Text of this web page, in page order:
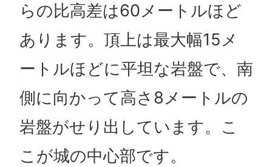
らの比高差は60メートルほど
あります。頂上は最大幅15メ
ートルほどに平坦な岩盤で、南
側に向かって高さ8メートルの
岩盤がせり出しています。こ
こが城の中心部です。